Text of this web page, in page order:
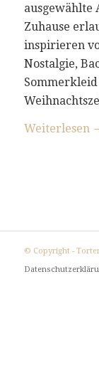
ausgewählte
Zuhause
inspirieren
Nostalgie,
Sommerkleid
Weiterlesen
© Copyright -